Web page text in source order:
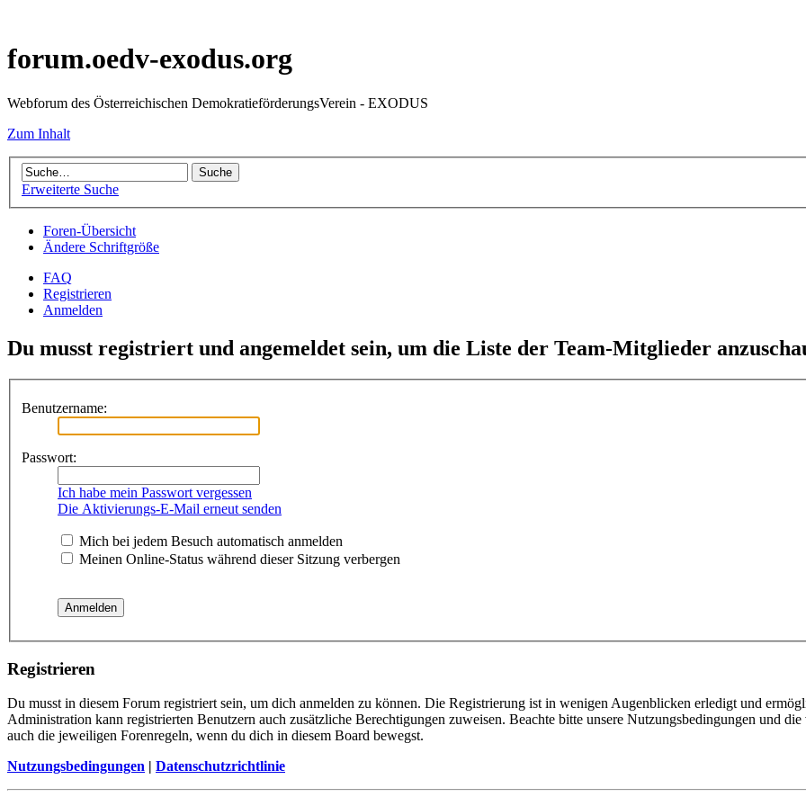
forum.oedv-exodus.org
Webforum des Österreichischen DemokratieförderungsVerein - EXODUS
Zum Inhalt
Erweiterte Suche
Foren-Übersicht
Ändere Schriftgröße
FAQ
Registrieren
Anmelden
Du musst registriert und angemeldet sein, um die Liste der Team-Mitglieder
Benutzername:
Passwort:
Ich habe mein Passwort vergessen
Die Aktivierungs-E-Mail erneut senden
Mich bei jedem Besuch automatisch anmelden
Meinen Online-Status während dieser Sitzung verbergen
Registrieren
Du musst in diesem Forum registriert sein, um dich anmelden zu können. Die Registrierung ist in wenigen Augenblicken erledigt und
Administration kann registrierten Benutzern auch zusätzliche Berechtigungen zuweisen. Beachte bitte unsere Nutzungsbedingungen und
auch die jeweiligen Forenregeln, wenn du dich in diesem Board bewegst.
Nutzungsbedingungen | Datenschutzrichtlinie